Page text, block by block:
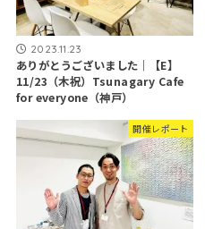
2023.11.23
ありがとうございました｜【E】
11/23（木祝）Tsunagary Cafe
for everyone（神戸）
開催レポート